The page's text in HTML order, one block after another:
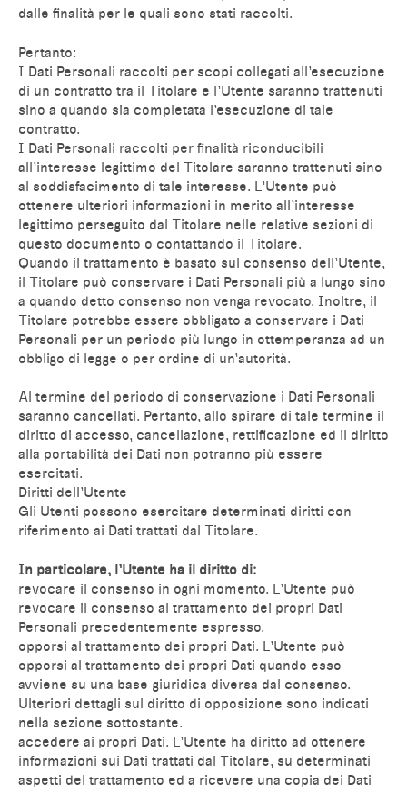
dalle finalità per le quali sono stati raccolti.
Pertanto:
I Dati Personali raccolti per scopi collegati all’esecuzione
di un contratto tra il Titolare e l’Utente saranno trattenuti
sino a quando sia completata l’esecuzione di tale
contratto.
I Dati Personali raccolti per finalità riconducibili
all’interesse legittimo del Titolare saranno trattenuti sino
al soddisfacimento di tale interesse. L’Utente può
ottenere ulteriori informazioni in merito all’interesse
legittimo perseguito dal Titolare nelle relative sezioni di
questo documento o contattando il Titolare.
Quando il trattamento è basato sul consenso dell’Utente,
il Titolare può conservare i Dati Personali più a lungo sino
a quando detto consenso non venga revocato. Inoltre, il
Titolare potrebbe essere obbligato a conservare i Dati
Personali per un periodo più lungo in ottemperanza ad un
obbligo di legge o per ordine di un’autorità.
Al termine del periodo di conservazione i Dati Personali
saranno cancellati. Pertanto, allo spirare di tale termine il
diritto di accesso, cancellazione, rettificazione ed il diritto
alla portabilità dei Dati non potranno più essere
esercitati.
Diritti dell’Utente
Gli Utenti possono esercitare determinati diritti con
riferimento ai Dati trattati dal Titolare.
In particolare, l’Utente ha il diritto di:
revocare il consenso in ogni momento. L’Utente può
revocare il consenso al trattamento dei propri Dati
Personali precedentemente espresso.
opporsi al trattamento dei propri Dati. L’Utente può
opporsi al trattamento dei propri Dati quando esso
avviene su una base giuridica diversa dal consenso.
Ulteriori dettagli sul diritto di opposizione sono indicati
nella sezione sottostante.
accedere ai propri Dati. L’Utente ha diritto ad ottenere
informazioni sui Dati trattati dal Titolare, su determinati
aspetti del trattamento ed a ricevere una copia dei Dati